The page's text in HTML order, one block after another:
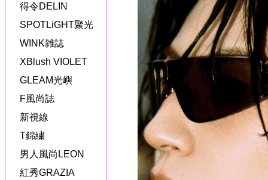
得令DELIN
SPOTLiGHT聚光
WINK雑誌
XBlush VIOLET
GLEAM光嶼
F風尚誌
新視線
T錦繍
男人風尚LEON
紅秀GRAZIA